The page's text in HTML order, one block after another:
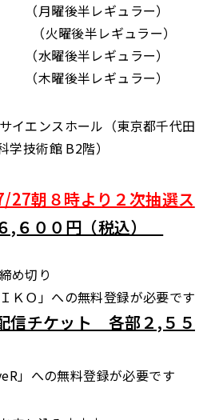
後半レギュラー）
（火曜後半レギュラー）
曜後半レギュラー）
後半レギュラー）
イエンスホール（東京都千代田
学技術館 B2階）
7/27朝８時より２次抽選ス
,６００円（税込）
め切り
ＫＯ」への無料登録が必要です
信チケット 各部２,５５
」への無料登録が必要です